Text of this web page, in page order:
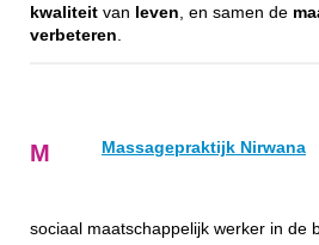
kwaliteit van leven , en samen de
verbeteren
M Massagepraktijk Nirwana
sociaal maatschappelijk werker in de